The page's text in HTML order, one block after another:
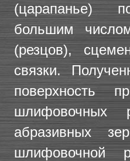
(царапанье)
большим
(резцов),
связки.
поверхность
шлифовочных
абразивных
шлифовочной